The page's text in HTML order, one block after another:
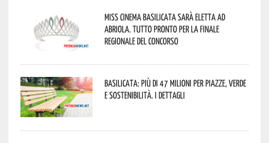
Miss Cinema Basilicata sarà eletta ad
Abriola. Tutto pronto per la finale
regionale del concorso
Basilicata: più di 47 milioni per piazze, verde
e sostenibilità. I dettagli